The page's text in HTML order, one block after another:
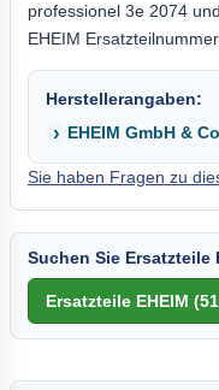
professionel 3e 2074
EHEIM
Herstellerangaben:
EHEIM GmbH &
Sie haben Fragen zu
Suchen Sie Ersatzteile